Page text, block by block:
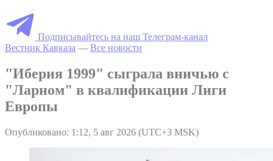
Подписывайтесь на наш Телеграм-канал
Вестник Кавказа — Все новости
"Иберия 1999" сыграла вничью с
"Ларном" в квалификации Лиги
Европы
Опубликовано: 1:12, 5 авг 2026 (UTC+3 MSK)